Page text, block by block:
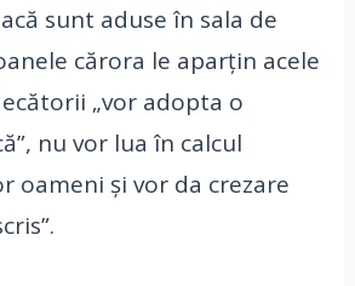
sunt aduse în sala de
cărora le aparțin acele
„vor adopta o
nu vor lua în calcul
oameni și vor da crezare